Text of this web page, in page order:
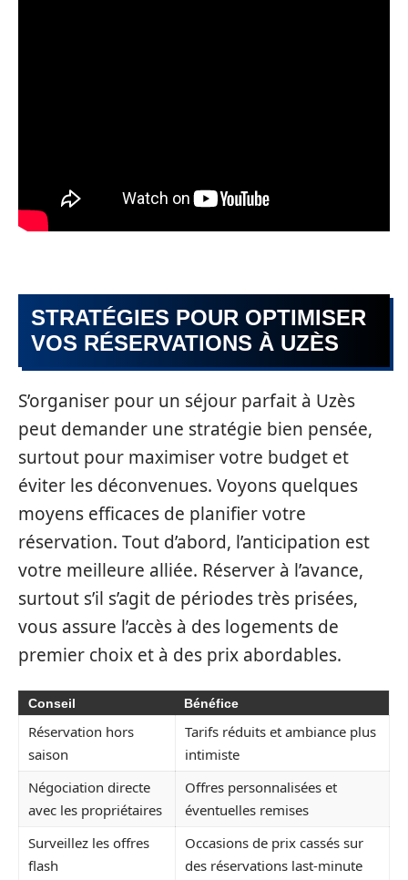
STRATÉGIES POUR OPTIMISER
VOS RÉSERVATIONS À UZÈS
S’organiser pour un séjour parfait à Uzès
peut demander une stratégie bien pensée,
surtout pour maximiser votre budget et
éviter les déconvenues. Voyons quelques
moyens efficaces de planifier votre
réservation. Tout d’abord, l’anticipation est
votre meilleure alliée. Réserver à l’avance,
surtout s’il s’agit de périodes très prisées,
vous assure l’accès à des logements de
premier choix et à des prix abordables.
Conseil Bénéfice
Réservation hors
saison
Tarifs réduits et ambiance plus
intimiste
Négociation directe
avec les propriétaires
Offres personnalisées et
éventuelles remises
Surveillez les offres
flash
Occasions de prix cassés sur
des réservations last-minute